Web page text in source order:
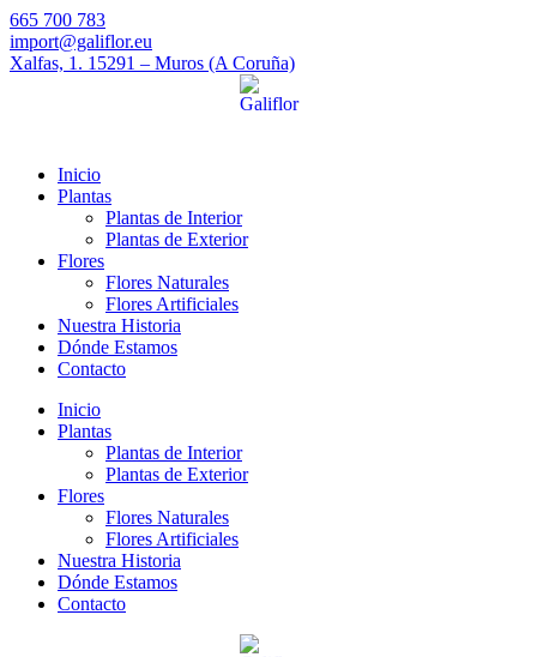
665 700 783
import@galiflor.eu
Xalfas, 1. 15291 – Muros (A Coruña)
Inicio
Plantas
Plantas de Interior
Plantas de Exterior
Flores
Flores Naturales
Flores Artificiales
Nuestra Historia
Dónde Estamos
Contacto
Inicio
Plantas
Plantas de Interior
Plantas de Exterior
Flores
Flores Naturales
Flores Artificiales
Nuestra Historia
Dónde Estamos
Contacto